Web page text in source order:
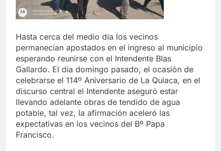
Hasta cerca del medio día los vecinos
permanecían apostados en el ingreso al municipio
esperando reunirse con el Intendente Blas
Gallardo. El día domingo pasado, el ocasión de
celebrarse el 114º Aniversario de La Quiaca, en el
discurso central el Intendente aseguró estar
llevando adelante obras de tendido de agua
potable, tal vez, la afirmación aceleró las
expectativas en los vecinos del Bº Papa
Francisco.